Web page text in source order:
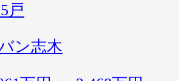
戸
ン志木